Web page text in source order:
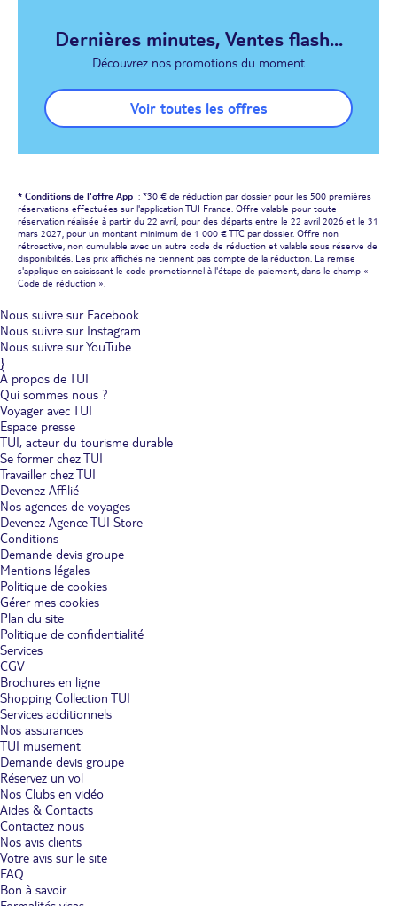
Dernières minutes, Ventes flash...
Découvrez nos promotions du moment
Voir toutes les offres
* Conditions de l'offre App : *30 € de réduction par dossier pour les 500 premières
réservations effectuées sur l'application TUI France. Offre valable pour toute
réservation réalisée à partir du 22 avril, pour des départs entre le 22 avril 2026 et le 31
mars 2027, pour un montant minimum de 1 000 € TTC par dossier. Offre non
rétroactive, non cumulable avec un autre code de réduction et valable sous réserve de
disponibilités. Les prix affichés ne tiennent pas compte de la réduction. La remise
s'applique en saisissant le code promotionnel à l'étape de paiement, dans le champ «
Code de réduction ».
Nous suivre sur Facebook
Nous suivre sur Instagram
Nous suivre sur YouTube
}
À propos de TUI
Qui sommes nous ?
Voyager avec TUI
Espace presse
TUI, acteur du tourisme durable
Se former chez TUI
Travailler chez TUI
Devenez Affilié
Nos agences de voyages
Devenez Agence TUI Store
Conditions
Demande devis groupe
Mentions légales
Politique de cookies
Gérer mes cookies
Plan du site
Politique de confidentialité
Services
CGV
Brochures en ligne
Shopping Collection TUI
Services additionnels
Nos assurances
TUI musement
Demande devis groupe
Réservez un vol
Nos Clubs en vidéo
Aides & Contacts
Contactez nous
Nos avis clients
Votre avis sur le site
FAQ
Bon à savoir